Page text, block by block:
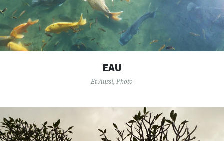
EAU
Et Aussi, Photo